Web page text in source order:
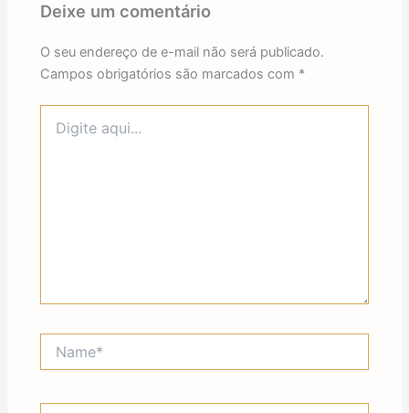
Deixe um comentário
O seu endereço de e-mail não será publicado.
Campos obrigatórios são marcados com *
aqui...